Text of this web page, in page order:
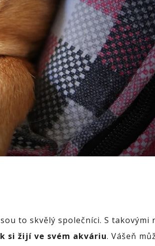
to skvělý společníci. S takovými
si žijí ve svém akváriu. Vášeň